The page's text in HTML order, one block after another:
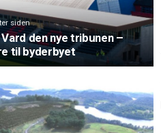
siden
den nye tribunen –
til byderbyet